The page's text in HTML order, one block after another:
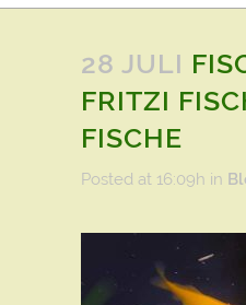
28 JULI
FRITZI
FISCHE
Posted at 16:09h in